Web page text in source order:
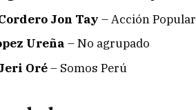
Jon Tay – Acción Popular
Ureña – No agrupado
Oré– Somos Perú